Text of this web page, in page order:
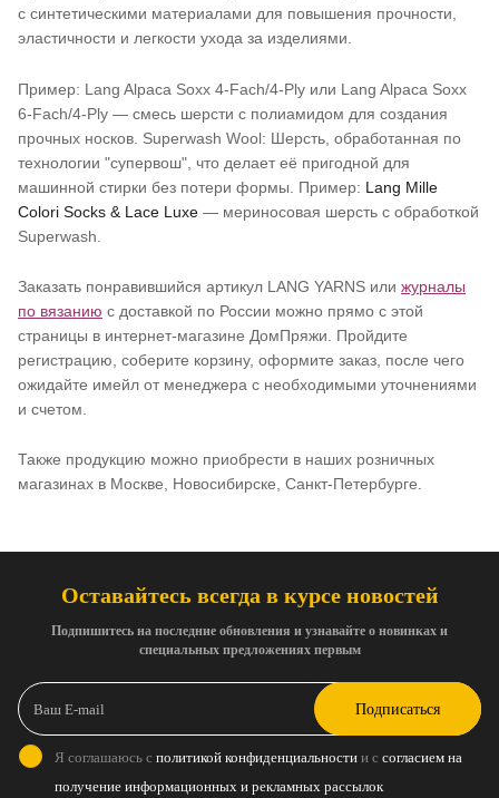
с синтетическими материалами для повышения прочности,
эластичности и легкости ухода за изделиями.
Пример: Lang Alpaca Soxx 4-Fach/4-Ply или Lang Alpaca Soxx
6-Fach/4-Ply — смесь шерсти с полиамидом для создания
прочных носков. Superwash Wool: Шерсть, обработанная по
технологии "супервош", что делает её пригодной для
машинной стирки без потери формы. Пример: Lang Mille
Colori Socks & Lace Luxe — мериносовая шерсть с обработкой
Superwash.
Заказать понравившийся артикул LANG YARNS или журналы
по вязанию с доставкой по России можно прямо с этой
страницы в интернет-магазине ДомПряжи. Пройдите
регистрацию, соберите корзину, оформите заказ, после чего
ожидайте имейл от менеджера с необходимыми уточнениями
и счетом.
Также продукцию можно приобрести в наших розничных
магазинах в Москве, Новосибирске, Санкт-Петербурге.
Оставайтесь всегда в курсе новостей
Подпишитесь на последние обновления и узнавайте о новинках и
специальных предложениях первым
Подписаться
Я соглашаюсь с политикой конфиденциальности и с согласием на
получение информационных и рекламных рассылок